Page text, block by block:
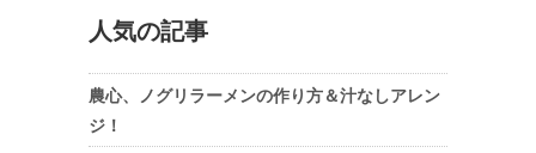
人気の記事
農心、ノグリラーメンの作り方＆汁なしアレン
ジ！